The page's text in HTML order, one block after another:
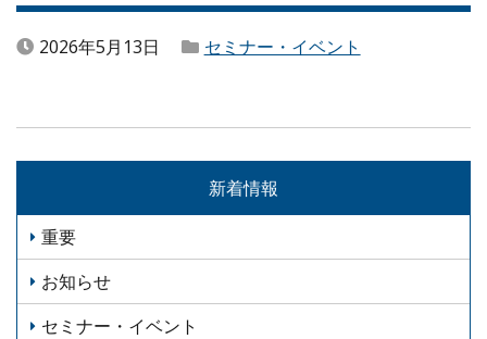
2026年5月13日 セミナー・イベント
新着情報
重要
お知らせ
セミナー・イベント